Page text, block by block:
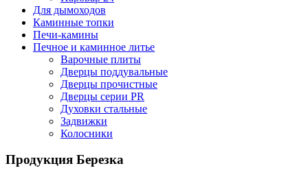
Для дымоходов
Каминные топки
Печи-камины
Печное и каминное литье
Варочные плиты
Дверцы поддувальные
Дверцы прочистные
Дверцы серии PR
Духовки стальные
Задвижки
Колосники
Продукция Березка